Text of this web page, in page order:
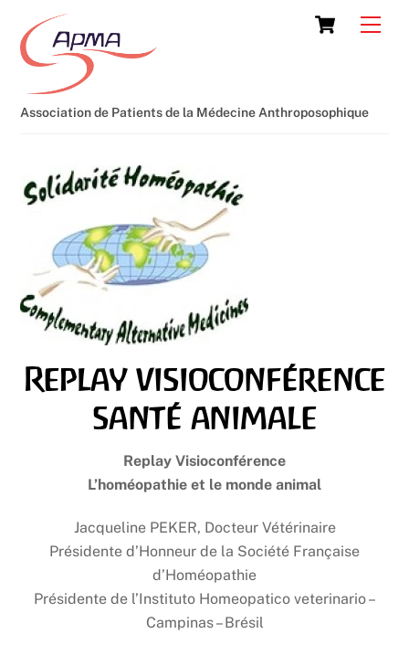
content
Cart
Association de Patients de la Médecine Anthroposophique
Replay visioconférence
santé animale
Replay Visioconférence
L’homéopathie et le monde animal
Jacqueline PEKER, Docteur Vétérinaire
Présidente d’Honneur de la Société Française
d’Homéopathie
Présidente de l’Instituto Homeopatico veterinario –
Campinas – Brésil